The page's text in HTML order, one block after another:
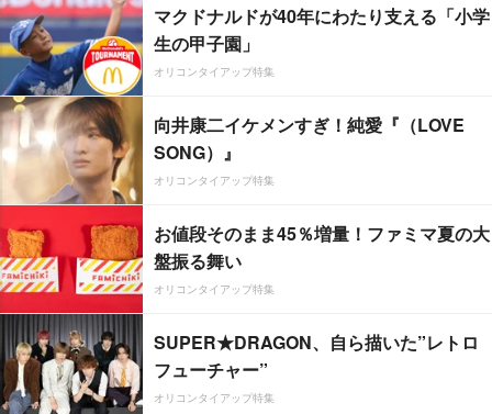
マクドナルドが40年にわたり支える「小学
生の甲子園」
オリコンタイアップ特集
向井康二イケメンすぎ！純愛『（LOVE
SONG）』
オリコンタイアップ特集
お値段そのまま45％増量！ファミマ夏の大
盤振る舞い
オリコンタイアップ特集
SUPER★DRAGON、自ら描いた”レトロ
フューチャー”
オリコンタイアップ特集